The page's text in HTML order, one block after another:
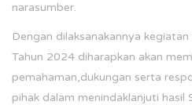
narasumber.
Dengan dilaksanakannya
Tahun 2024 diharapkan akan
pemahaman,dukungan serta
pihak dalam menindaklanjuti hasil